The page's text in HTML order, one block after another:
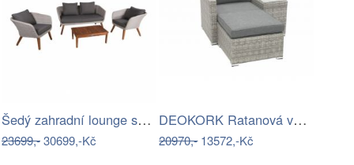
Šedý zahradní lounge set Arona – Garden…
23699,-30699,-Kč
DEOKORK Ratanová variabilní sestava…
20970,-13572,-Kč